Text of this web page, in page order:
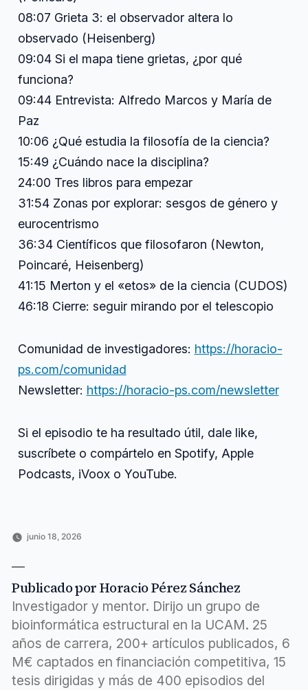
08:07 Grieta 3: el observador altera lo
observado (Heisenberg)
09:04 Si el mapa tiene grietas, ¿por qué
funciona?
09:44 Entrevista: Alfredo Marcos y María de
Paz
10:06 ¿Qué estudia la filosofía de la ciencia?
15:49 ¿Cuándo nace la disciplina?
24:00 Tres libros para empezar
31:54 Zonas por explorar: sesgos de género y
eurocentrismo
36:34 Científicos que filosofaron (Newton,
Poincaré, Heisenberg)
41:15 Merton y el «etos» de la ciencia (CUDOS)
46:18 Cierre: seguir mirando por el telescopio
Comunidad de investigadores: https://horacio-
ps.com/comunidad
Newsletter: https://horacio-ps.com/newsletter
Si el episodio te ha resultado útil, dale like,
suscríbete o compártelo en Spotify, Apple
Podcasts, iVoox o YouTube.
junio 18, 2026
Publicado por Horacio Pérez Sánchez
Investigador y mentor. Dirijo un grupo de
bioinformática estructural en la UCAM. 25
años de carrera, 200+ artículos publicados, 6
M€ captados en financiación competitiva, 15
tesis dirigidas y más de 400 episodios del